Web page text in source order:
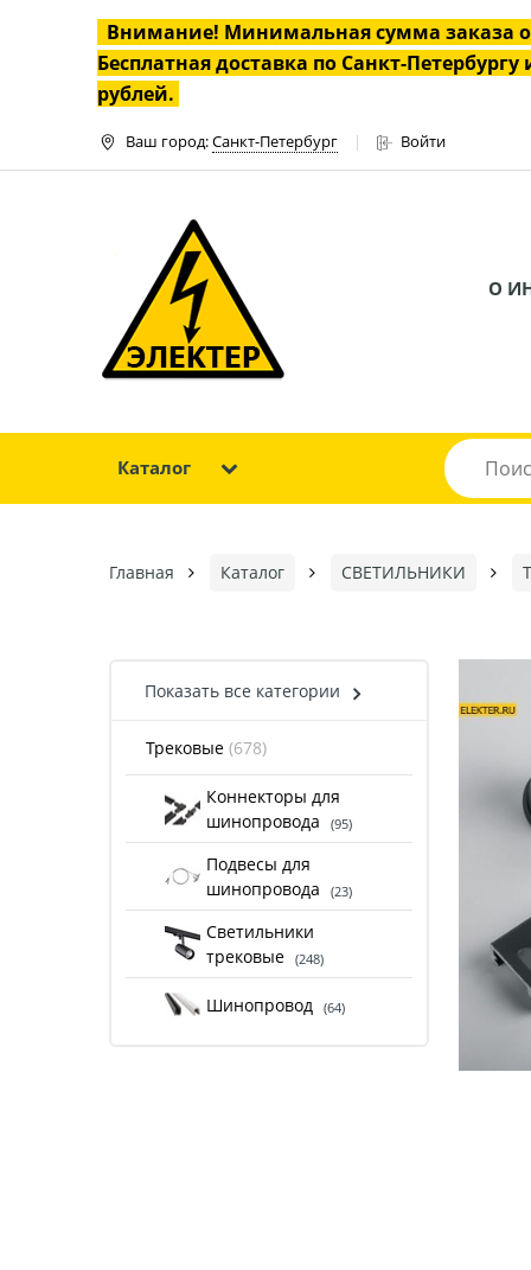
Внимание! Минимальная сумма заказа
Бесплатная доставка по Санкт-
рублей.
Ваш город:Санкт-Петербург Войти
О
Каталог
Главная Каталог СВЕТИЛЬНИКИ
Показать все категории
Трековые (678)
Коннекторы для
шинопровода
(95)
Подвесы для
шинопровода
(23)
Светильники
трековые (248)
Шинопровод (64)